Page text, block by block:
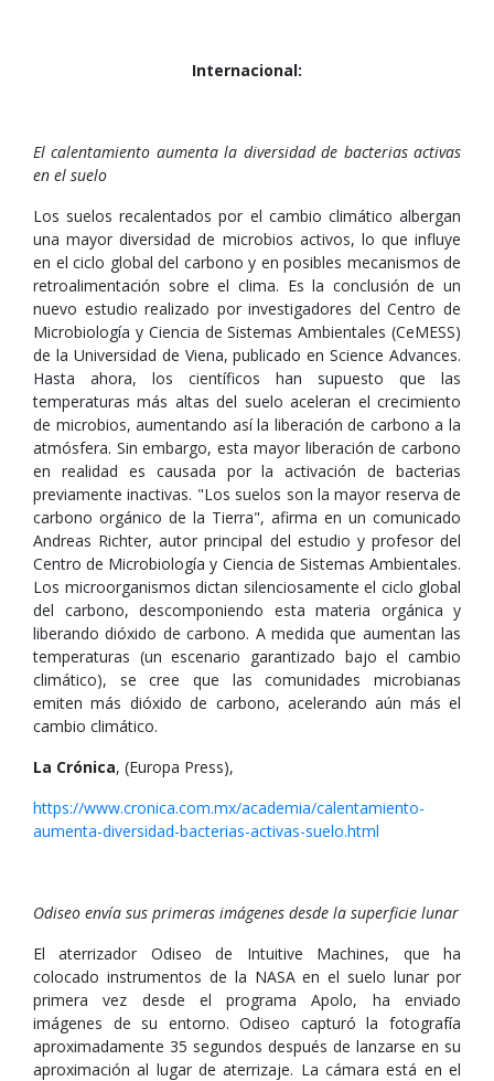
Internacional:
El calentamiento aumenta la diversidad de bacterias activas
en el suelo
Los suelos recalentados por el cambio climático albergan
una mayor diversidad de microbios activos, lo que influye
en el ciclo global del carbono y en posibles mecanismos de
retroalimentación sobre el clima. Es la conclusión de un
nuevo estudio realizado por investigadores del Centro de
Microbiología y Ciencia de Sistemas Ambientales (CeMESS)
de la Universidad de Viena, publicado en Science Advances.
Hasta ahora, los científicos han supuesto que las
temperaturas más altas del suelo aceleran el crecimiento
de microbios, aumentando así la liberación de carbono a la
atmósfera. Sin embargo, esta mayor liberación de carbono
en realidad es causada por la activación de bacterias
previamente inactivas. "Los suelos son la mayor reserva de
carbono orgánico de la Tierra", afirma en un comunicado
Andreas Richter, autor principal del estudio y profesor del
Centro de Microbiología y Ciencia de Sistemas Ambientales.
Los microorganismos dictan silenciosamente el ciclo global
del carbono, descomponiendo esta materia orgánica y
liberando dióxido de carbono. A medida que aumentan las
temperaturas (un escenario garantizado bajo el cambio
climático), se cree que las comunidades microbianas
emiten más dióxido de carbono, acelerando aún más el
cambio climático.
La Crónica, (Europa Press),
https://www.cronica.com.mx/academia/calentamiento-
aumenta-diversidad-bacterias-activas-suelo.html
Odiseo envía sus primeras imágenes desde la superficie lunar
El aterrizador Odiseo de Intuitive Machines, que ha
colocado instrumentos de la NASA en el suelo lunar por
primera vez desde el programa Apolo, ha enviado
imágenes de su entorno. Odiseo capturó la fotografía
aproximadamente 35 segundos después de lanzarse en su
aproximación al lugar de aterrizaje. La cámara está en el